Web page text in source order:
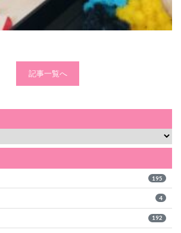
記事一覧へ
195
4
192